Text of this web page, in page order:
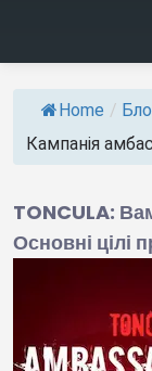
Home /
Кампанія
TONCULA:
Основні цілі